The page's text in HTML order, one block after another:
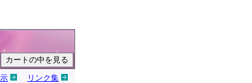
リンク集